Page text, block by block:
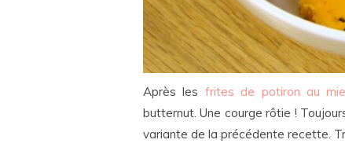
Après les frites de potiron au
butternut. Une courge rôtie !
variante de la précédente recette.